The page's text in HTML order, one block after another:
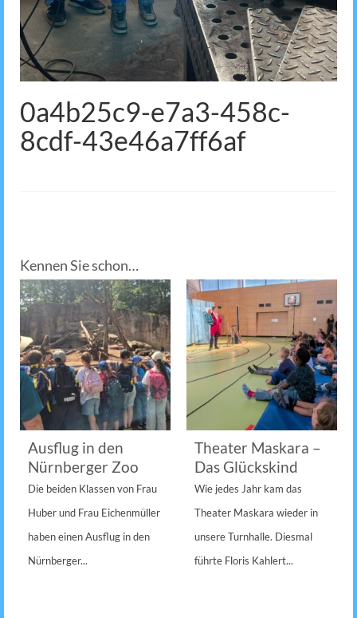
0a4b25c9-e7a3-458c-
8cdf-43e46a7ff6af
Kennen Sie schon…
Ausflug in den
Nürnberger Zoo
Die beiden Klassen von Frau
Huber und Frau Eichenmüller
haben einen Ausflug in den
Nürnberger...
Theater Maskara –
Das Glückskind
Wie jedes Jahr kam das
Theater Maskara wieder in
unsere Turnhalle. Diesmal
führte Floris Kahlert...